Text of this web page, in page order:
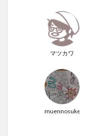
マツカワ
muennosuke